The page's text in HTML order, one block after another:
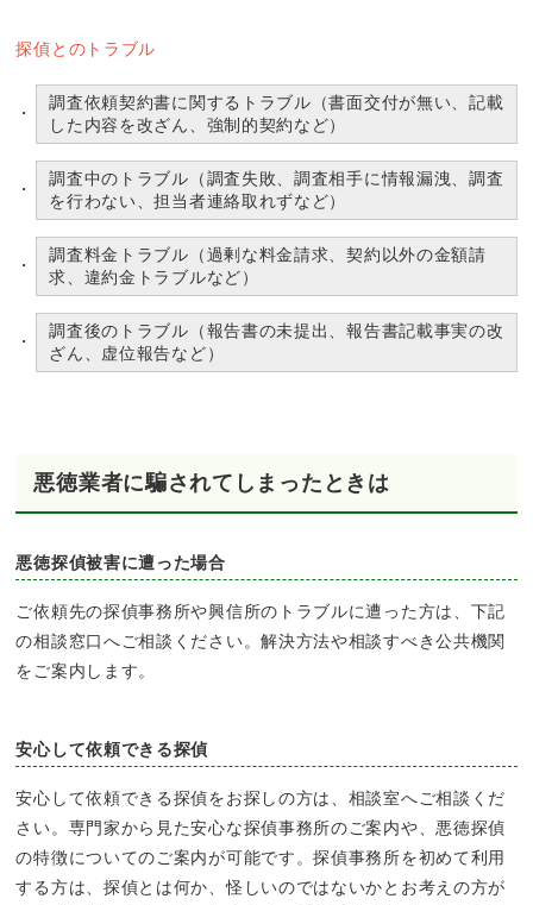
探偵とのトラブル
調査依頼契約書に関するトラブル（書面交付が無い、記載
した内容を改ざん、強制的契約など）
調査中のトラブル（調査失敗、調査相手に情報漏洩、調査
を行わない、担当者連絡取れずなど）
調査料金トラブル（過剰な料金請求、契約以外の金額請
求、違約金トラブルなど）
調査後のトラブル（報告書の未提出、報告書記載事実の改
ざん、虚位報告など）
悪徳業者に騙されてしまったときは
悪徳探偵被害に遭った場合
ご依頼先の探偵事務所や興信所のトラブルに遭った方は、下記
の相談窓口へご相談ください。解決方法や相談すべき公共機関
をご案内します。
安心して依頼できる探偵
安心して依頼できる探偵をお探しの方は、相談室へご相談くだ
さい。専門家から見た安心な探偵事務所のご案内や、悪徳探偵
の特徴についてのご案内が可能です。探偵事務所を初めて利用
する方は、探偵とは何か、怪しいのではないかとお考えの方が